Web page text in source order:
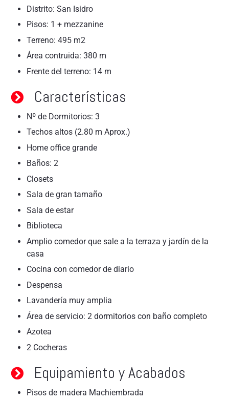
Distrito: San Isidro
Pisos: 1 + mezzanine
Terreno: 495 m2
Área contruida: 380 m
Frente del terreno: 14 m
Características
Nº de Dormitorios: 3
Techos altos (2.80 m Aprox.)
Home office grande
Baños: 2
Closets
Sala de gran tamaño
Sala de estar
Biblioteca
Amplio comedor que sale a la terraza y jardín de la
casa
Cocina con comedor de diario
Despensa
Lavandería muy amplia
Área de servicio: 2 dormitorios con baño completo
Azotea
2 Cocheras
Equipamiento y Acabados
Pisos de madera Machiembrada